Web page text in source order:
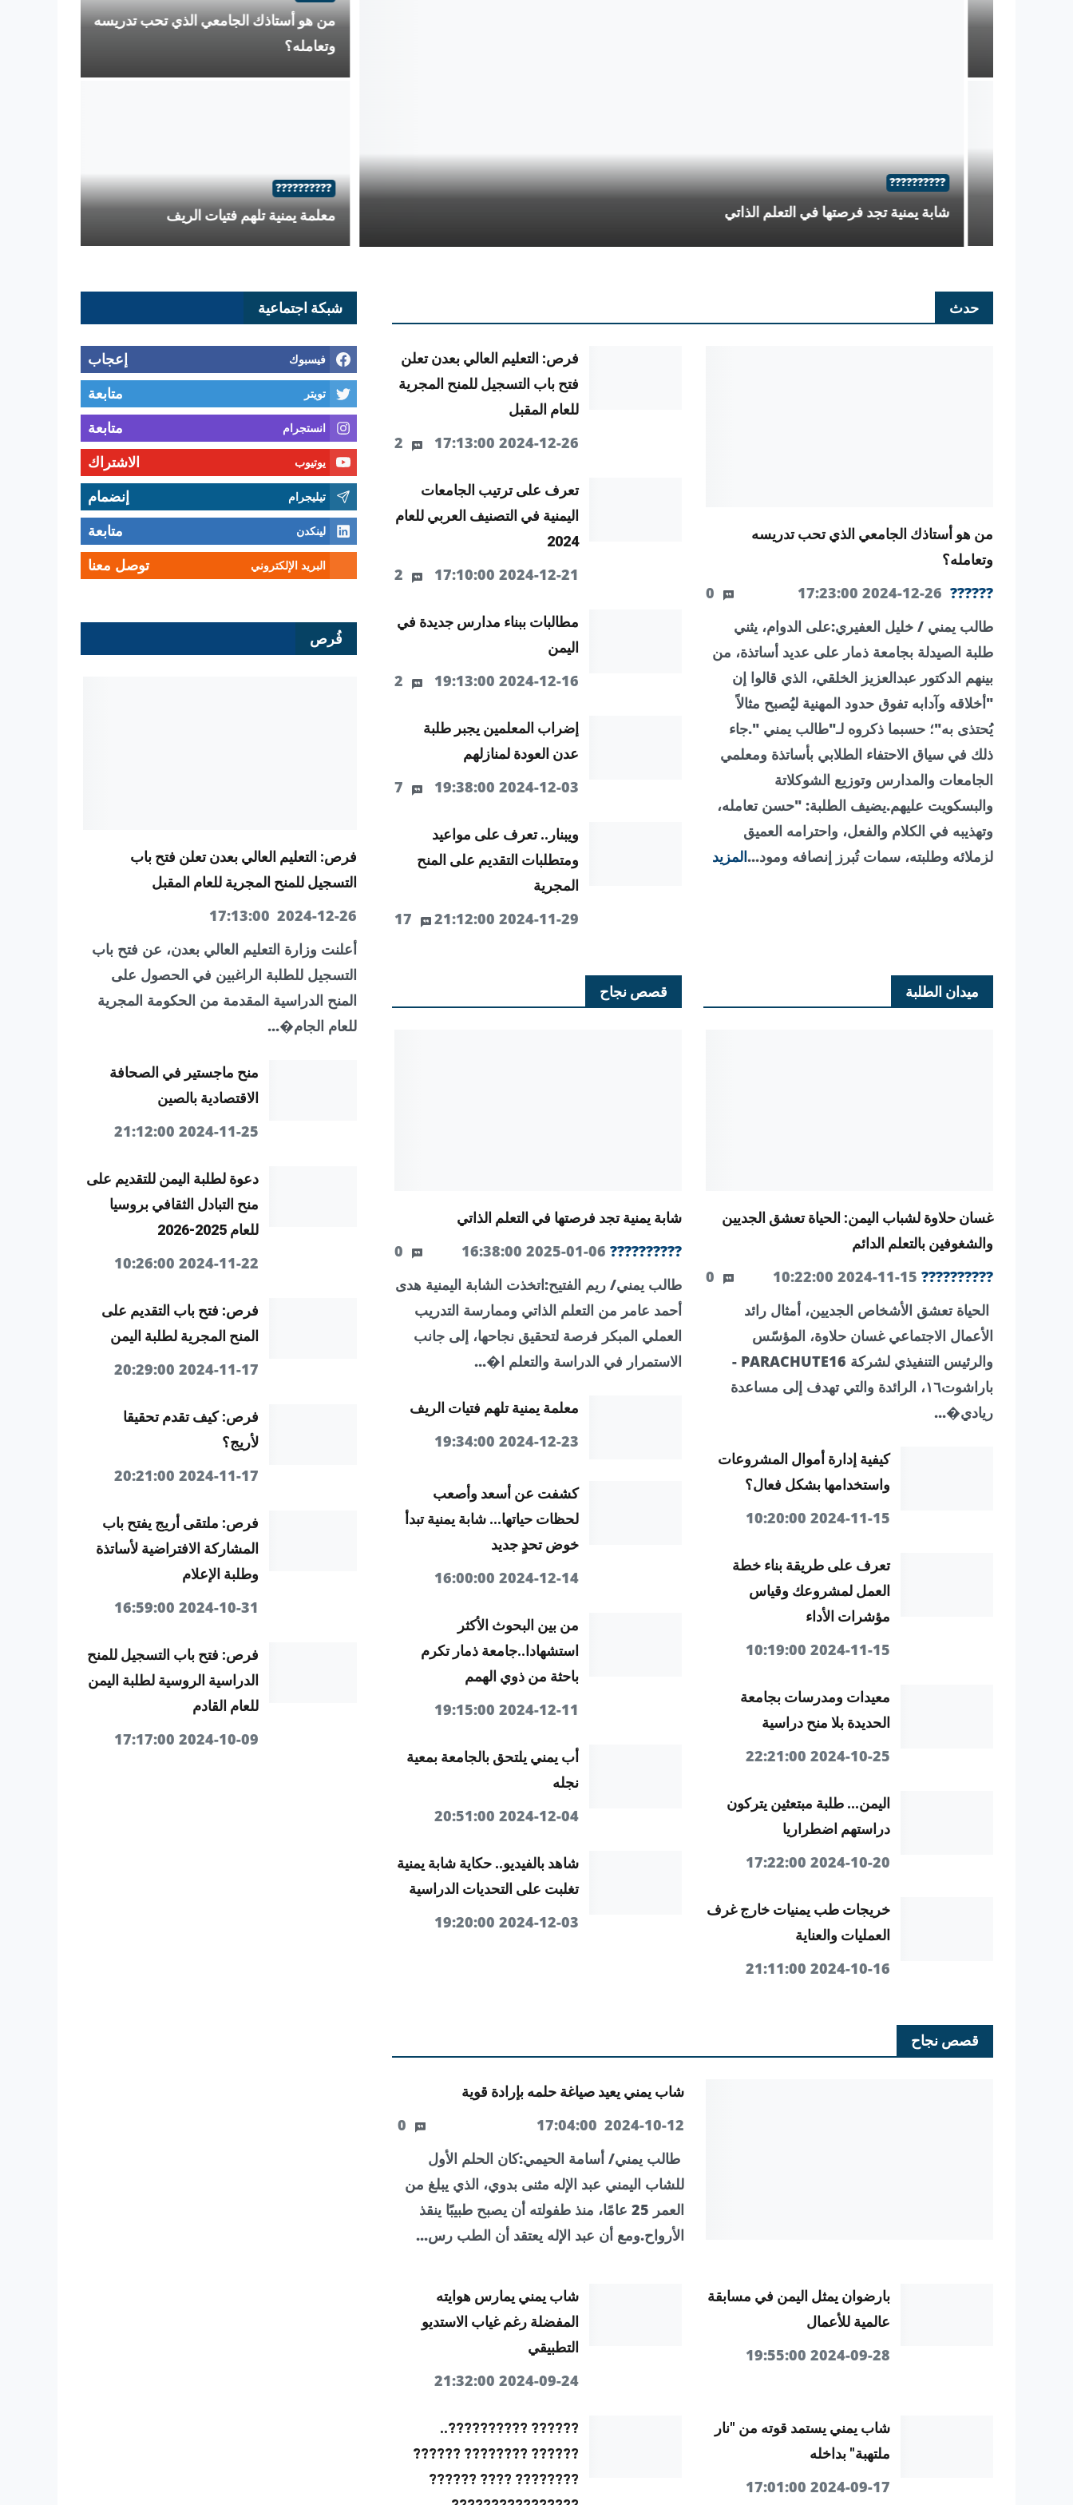
??????????
شابة يمنية تجد فرصتها في التعلم الذاتي
من هو أستاذك الجامعي الذي تحب تدريسه
وتعامله؟
??????????
معلمة يمنية تلهم فتيات الريف
حدث
من هو أستاذك الجامعي الذي تحب تدريسه
وتعامله؟
??????
2024-12-26 17:23:00
طالب يمني / خليل العفيري:على الدوام، يثني
طلبة الصيدلة بجامعة ذمار على عديد أساتذة، من
بينهم الدكتور عبدالعزيز الخلقي، الذي قالوا إن
"أخلاقه وآدابه تفوق حدود المهنية ليُصبح مثالاً
يُحتذى به"؛ حسبما ذكروه لـ"طالب يمني ".جاء
ذلك في سياق الاحتفاء الطلابي بأساتذة ومعلمي
الجامعات والمدارس وتوزيع الشوكلاتة
والبسكويت عليهم.يضيف الطلبة: "حسن تعامله،
وتهذيبه في الكلام والفعل، واحترامه العميق
لزملائه وطلبته، سمات تُبرز إنصافه ومود...المزيد
فرص: التعليم العالي بعدن تعلن
فتح باب التسجيل للمنح المجرية
للعام المقبل
2024-12-26 17:13:00
تعرف على ترتيب الجامعات
اليمنية في التصنيف العربي للعام
2024
2024-12-21 17:10:00
مطالبات ببناء مدارس جديدة في
اليمن
2024-12-16 19:13:00
إضراب المعلمين يجبر طلبة
عدن العودة لمنازلهم
2024-12-03 19:38:00
ويبنار.. تعرف على مواعيد
ومتطلبات التقديم على المنح
المجرية
2024-11-29 21:12:00
ميدان الطلبة
غسان حلاوة لشباب اليمن: الحياة تعشق الجديين
والشغوفين بالتعلم الدائم
??????????
2024-11-15 10:22:00
الحياة تعشق الأشخاص الجديين، أمثال رائد
الأعمال الاجتماعي غسان حلاوة، المؤسّس
والرئيس التنفيذي لشركة PARACHUTE16 -
باراشوت١٦، الرائدة والتي تهدف إلى مساعدة
ريادي�...
كيفية إدارة أموال المشروعات
واستخدامها بشكل فعال؟
2024-11-15 10:20:00
تعرف على طريقة بناء خطة
العمل لمشروعك وقياس
مؤشرات الأداء
2024-11-15 10:19:00
معيدات ومدرسات بجامعة
الحديدة بلا منح دراسية
2024-10-25 22:21:00
اليمن... طلبة مبتعثين يتركون
دراستهم اضطراريا
2024-10-20 17:22:00
خريجات طب يمنيات خارج غرف
العمليات والعناية
2024-10-16 21:11:00
قصص نجاح
شابة يمنية تجد فرصتها في التعلم الذاتي
??????????
2025-01-06 16:38:00
طالب يمني/ ريم الفتيح:اتخذت الشابة اليمنية هدى
أحمد عامر من التعلم الذاتي وممارسة التدريب
العملي المبكر فرصة لتحقيق نجاحها، إلى جانب
الاستمرار في الدراسة والتعلم ا�...
معلمة يمنية تلهم فتيات الريف
2024-12-23 19:34:00
كشفت عن أسعد وأصعب
لحظات حياتها... شابة يمنية تبدأ
خوض تحدٍ جديد
2024-12-14 16:00:00
من بين البحوث الأكثر
استشهادا..جامعة ذمار تكرم
باحثة من ذوي الهمم
2024-12-11 19:15:00
أب يمني يلتحق بالجامعة بمعية
نجله
2024-12-04 20:51:00
شاهد بالفيديو.. حكاية شابة يمنية
تغلبت على التحديات الدراسية
2024-12-03 19:20:00
قصص نجاح
شاب يمني يعيد صياغة حلمه بإرادة قوية
2024-10-12 17:04:00
طالب يمني/ أسامة الحيمي:كان الحلم الأول
للشاب اليمني عبد الإله مثنى بدوي، الذي يبلغ من
العمر 25 عامًا، منذ طفولته أن يصبح طبيبًا ينقذ
الأرواح.ومع أن عبد الإله يعتقد أن الطب رس...
بارضوان يمثل اليمن في مسابقة
عالمية للأعمال
2024-09-28 19:55:00
شاب يمني يمارس هوايته
المفضلة رغم غياب الاستديو
التطبيقي
2024-09-24 21:32:00
شاب يمني يستمد قوته من "نار
ملتهبة" بداخله
2024-09-17 17:01:00
?????? ??????????..
?????? ???????? ??????
???????? ???? ??????
شبكة اجتماعية
فيسبوك إعجاب
تويتر متابعة
انستجرام متابعة
يوتيوب الاشتراك
تيليجرام إنضمام
لينكدن متابعة
البريد الإلكتروني توصل معنا
فُرص
فرص: التعليم العالي بعدن تعلن فتح باب
التسجيل للمنح المجرية للعام المقبل
2024-12-26 17:13:00
أعلنت وزارة التعليم العالي بعدن، عن فتح باب
التسجيل للطلبة الراغبين في الحصول على
المنح الدراسية المقدمة من الحكومة المجرية
للعام الجام�...
منح ماجستير في الصحافة
الاقتصادية بالصين
2024-11-25 21:12:00
دعوة لطلبة اليمن للتقديم على
منح التبادل الثقافي بروسيا
للعام 2025-2026
2024-11-22 10:26:00
فرص: فتح باب التقديم على
المنح المجرية لطلبة اليمن
2024-11-17 20:29:00
فرص: كيف تقدم تحقيقا
لأريج؟
2024-11-17 20:21:00
فرص: ملتقى أريج يفتح باب
المشاركة الافتراضية لأساتذة
وطلبة الإعلام
2024-10-31 16:59:00
فرص: فتح باب التسجيل للمنح
الدراسية الروسية لطلبة اليمن
للعام القادم
2024-10-09 17:17:00